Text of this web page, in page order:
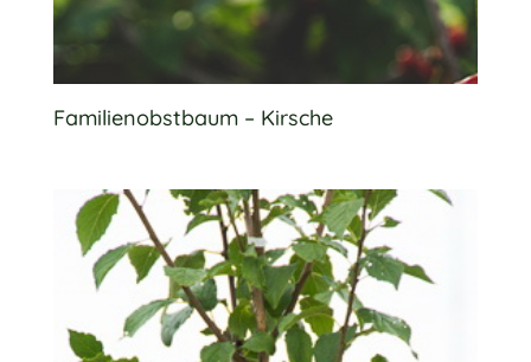
Familienobstbaum – Kirsche